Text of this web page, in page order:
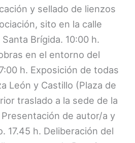
y sellado de lienzos
sito en la calle
Brígida. 10:00 h.
en el entorno del
h. Exposición de todas
León y Castillo (Plaza de
traslado a la sede de la
Presentación de autor/a y
17.45 h. Deliberación del